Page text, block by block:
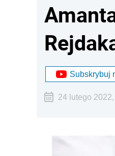
Subskrybuj
24 lutego 2022,